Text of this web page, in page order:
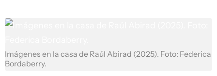
Imágenes en la casa de Raúl Abirad (2025). Foto: Federica
Bordaberry.